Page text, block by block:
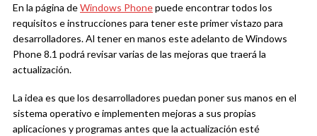
En la página deWindows Phonepuede encontrar todos los
requisitos e instrucciones para tener este primer vistazo para
desarrolladores. Al tener en manos este adelanto de Windows
Phone 8.1 podrá revisar varias de las mejoras que traerá la
actualización.
La idea es que los desarrolladores puedan poner sus manos en el
sistema operativo e implementen mejoras a sus propias
aplicaciones y programas antes que la actualización esté